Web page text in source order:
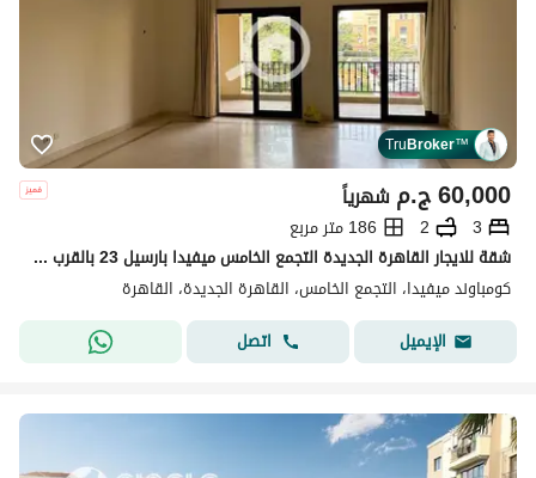
TruBroker™
ج.م60,000 شهرياً
3
2
186 متر مربع
شقة للايجار القاهرة الجديدة التجمع الخامس ميفيدا بارسيل 23 بالقرب من الجامعة الأمريكية مطبخ وتكييفات جاهزة للسكن
كومباوند ميفيدا، التجمع الخامس، القاهرة الجديدة، القاهرة
الإيميل
اتصل